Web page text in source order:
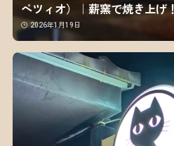
ペツィオ）｜薪窯で焼き上げ
2026年1月19日